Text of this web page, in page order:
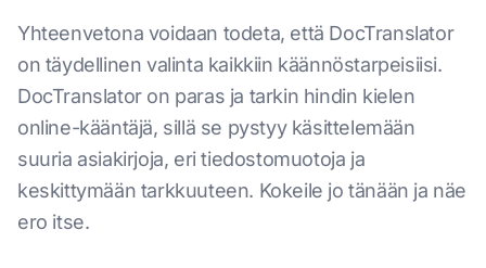
Yhteenvetona voidaan todeta, että DocTranslator
on täydellinen valinta kaikkiin käännöstarpeisiisi.
DocTranslator on paras ja tarkin hindin kielen
online-kääntäjä, sillä se pystyy käsittelemään
suuria asiakirjoja, eri tiedostomuotoja ja
keskittymään tarkkuuteen. Kokeile jo tänään ja näe
ero itse.